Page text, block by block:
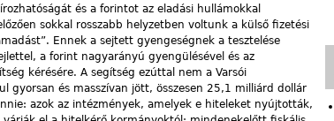
és a forintot az eladási hullámokkal
sokkal rosszabb helyzetben voltunk a külső fizetési
Ennek a sejtett gyengeségnek a tesztelése
a forint nagyarányú gyengülésével és az
kérésére. A segítség ezúttal nem a Varsói
gyorsan és masszívan jött, összesen 25,1 milliárd dollár
azok az intézmények, amelyek e hiteleket nyújtották,